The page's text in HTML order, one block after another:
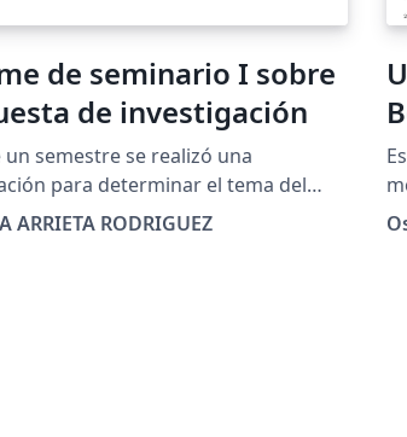
de seminario I sobre
de investigación
semestre se realizó una
para determinar el tema del
grado, se evaluaron algunas
ARRIETA RODRIGUEZ